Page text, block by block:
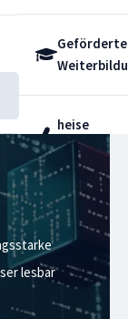
Geförderte
heise
lesbar